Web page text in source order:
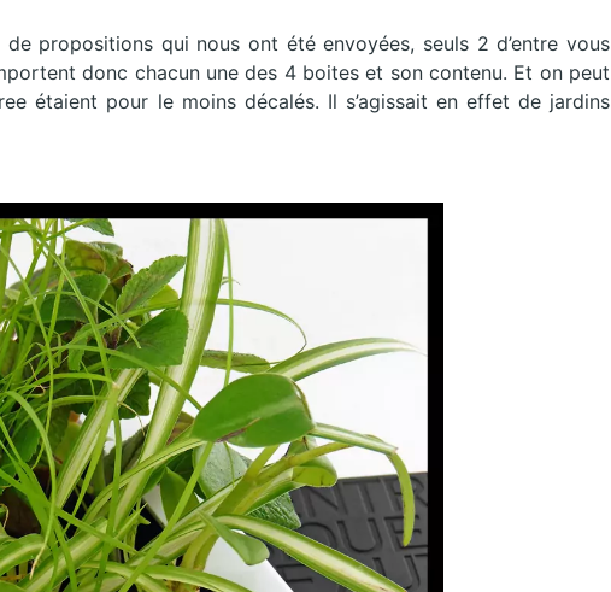
propositions qui nous ont été envoyées, seuls 2 d’entre vous
donc chacun une des 4 boites et son contenu. Et on peut
étaient pour le moins décalés. Il s’agissait en effet de jardins